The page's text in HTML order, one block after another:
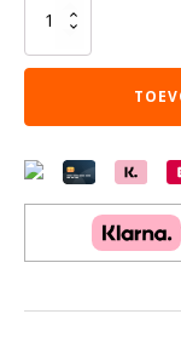
Morbido
Nature
23
Kiezelvormig
x